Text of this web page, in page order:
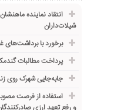
انتقاد نماینده
شیلات‌داران
برخورد با برداشت‌های
پرداخت مطالبات
جابه‌جایی شهرک روی
استفاده از فرصت
و رفع تعهد ارزی